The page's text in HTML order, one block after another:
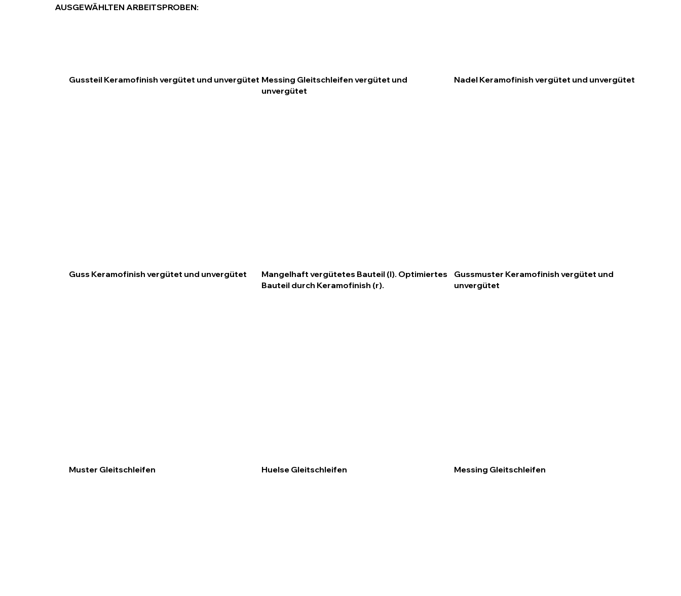
AUSGEWÄHLTEN ARBEITSPROBEN:
Gussteil Keramofinish vergütet und unvergütet Messing Gleitschleifen vergütet und
unvergütet
Nadel Keramofinish vergütet und unvergütet
Guss Keramofinish vergütet und unvergütet
Mangelhaft vergütetes Bauteil (l). Optimiertes
Bauteil durch Keramofinish (r).
Gussmuster Keramofinish vergütet und
unvergütet
Muster Gleitschleifen Huelse Gleitschleifen Messing Gleitschleifen